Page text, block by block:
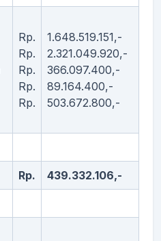
Rp.
Rp.
Rp.
Rp.
Rp.
1.648.519.151,-
2.321.049.920,-
366.097.400,-
89.164.400,-
503.672.800,-
Rp. 439.332.106,-